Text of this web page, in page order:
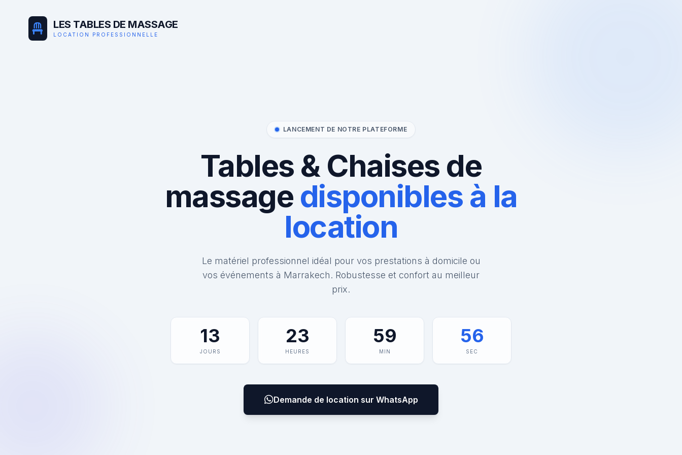
LES TABLES DE MASSAGE
LOCATION PROFESSIONNELLE
LANCEMENT DE NOTRE PLATEFORME
Tables & Chaises de
massage disponibles à la
location
Le matériel professionnel idéal pour vos prestations à domicile ou
vos événements à Marrakech. Robustesse et confort au meilleur
prix.
13
JOURS
23
HEURES
59
MIN
56
SEC
Demande de location sur WhatsApp